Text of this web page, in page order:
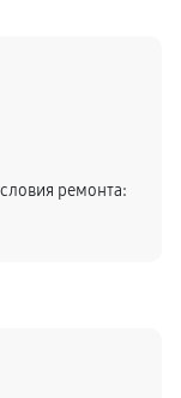
ремонта: